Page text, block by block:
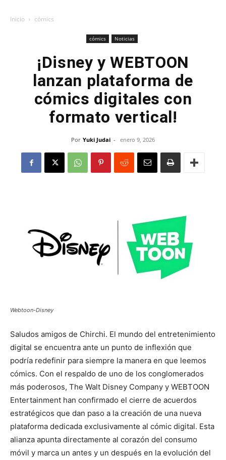
Inicio cómics
cómics Noticias
¡Disney y WEBTOON
lanzan plataforma de
cómics digitales con
formato vertical!
Por Yuki Judai - enero 9, 2026
Webtoon-Disney
Saludos amigos de Chirchi. El mundo del entretenimiento
digital se encuentra ante un punto de inflexión que
podría redefinir para siempre la manera en que leemos
cómics. Con el respaldo de uno de los conglomerados
más poderosos, The Walt Disney Company y WEBTOON
Entertainment han confirmado el cierre de acuerdos
estratégicos que dan paso a la creación de una nueva
plataforma dedicada exclusivamente al cómic digital. Esta
alianza apunta directamente al corazón del consumo
móvil y marca un antes y un después en la evolución del